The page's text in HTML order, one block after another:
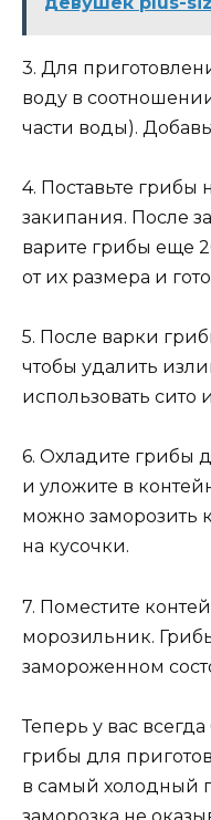
3. Для
воду в соотношении
части воды).
4. Поставьте грибы
закипания. После
варите грибы еще
от их размера и
5. После варки
чтобы удалить
использовать сито
6. Охладите грибы
и уложите в
можно заморозить
на кусочки.
7. Поместите
морозильник.
замороженном
Теперь у вас
грибы для
в самый холодный